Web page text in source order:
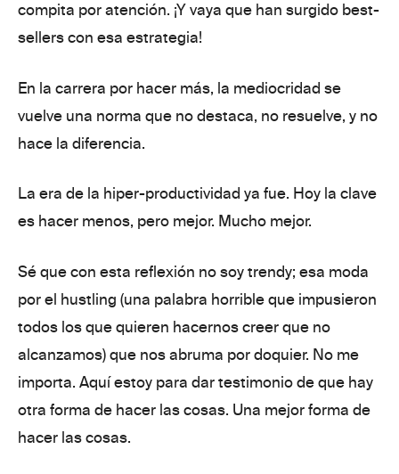
compita por atención. ¡Y vaya que han surgido best-
sellers con esa estrategia!
En la carrera por hacer más, la mediocridad se
vuelve una norma que no destaca, no resuelve, y no
hace la diferencia.
La era de la hiper-productividad ya fue. Hoy la clave
es hacer menos, pero mejor. Mucho mejor.
Sé que con esta reflexión no soy trendy; esa moda
por el hustling (una palabra horrible que impusieron
todos los que quieren hacernos creer que no
alcanzamos) que nos abruma por doquier. No me
importa. Aquí estoy para dar testimonio de que hay
otra forma de hacer las cosas. Una mejor forma de
hacer las cosas.